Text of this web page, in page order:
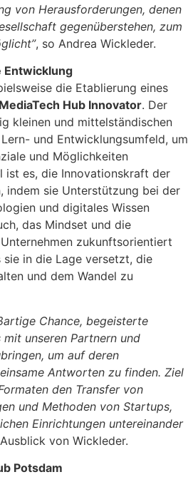
von Herausforderungen, denen
gegenüberstehen, zum
, so Andrea Wickleder.
Entwicklung
die Etablierung eines
MediaTech Hub Innovator. Der
kleinen und mittelständischen
und Entwicklungsumfeld, um
und Möglichkeiten
ist es, die Innovationskraft der
indem sie Unterstützung bei der
und digitales Wissen
das Mindset und die
zukunftsorientiert
in die Lage versetzt, die
und dem Wandel zu
Chance, begeisterte
unseren Partnern und
um auf deren
Antworten zu finden. Ziel
den Transfer von
und Methoden von Startups,
Einrichtungen untereinander
von Wickleder.
Potsdam